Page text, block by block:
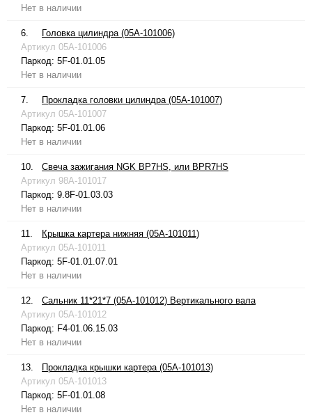
Нет в наличии
6.
Головка цилиндра (05A-101006)
Артикул 05A-101006
Паркод: 5F-01.01.05
Нет в наличии
7.
Прокладка головки цилиндра (05A-101007)
Артикул 05A-101007
Паркод: 5F-01.01.06
Нет в наличии
10.
Свеча зажигания NGK BP7HS, или BPR7HS
Артикул 98A-101017
Паркод: 9.8F-01.03.03
Нет в наличии
11.
Крышка картера нижняя (05A-101011)
Артикул 05A-101011
Паркод: 5F-01.01.07.01
Нет в наличии
12.
Сальник 11*21*7 (05A-101012) Вертикального вала
Артикул 05A-101012
Паркод: F4-01.06.15.03
Нет в наличии
13.
Прокладка крышки картера (05A-101013)
Артикул 05A-101013
Паркод: 5F-01.01.08
Нет в наличии